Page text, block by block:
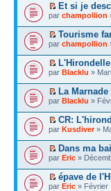
Et si je
par champollion
Tourisme
par champollion
par Blacklu »
La Marnade
par Blacklu »
CR:
par Kusdiver»
Dans ma
par Eric »
épave de
par Eric » Février